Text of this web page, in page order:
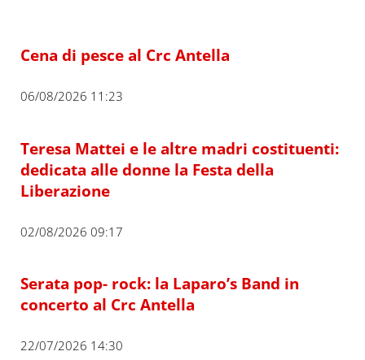
Cena di pesce al Crc Antella
06/08/2026 11:23
Teresa Mattei e le altre madri costituenti:
dedicata alle donne la Festa della
Liberazione
02/08/2026 09:17
Serata pop- rock: la Laparo’s Band in
concerto al Crc Antella
22/07/2026 14:30